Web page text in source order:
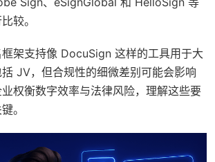
较。
架支持像 DocuSign 这样的工具用于大
JV，但合规性的细微差别可能会影响
权衡数字效率与法律风险，理解这些要
。